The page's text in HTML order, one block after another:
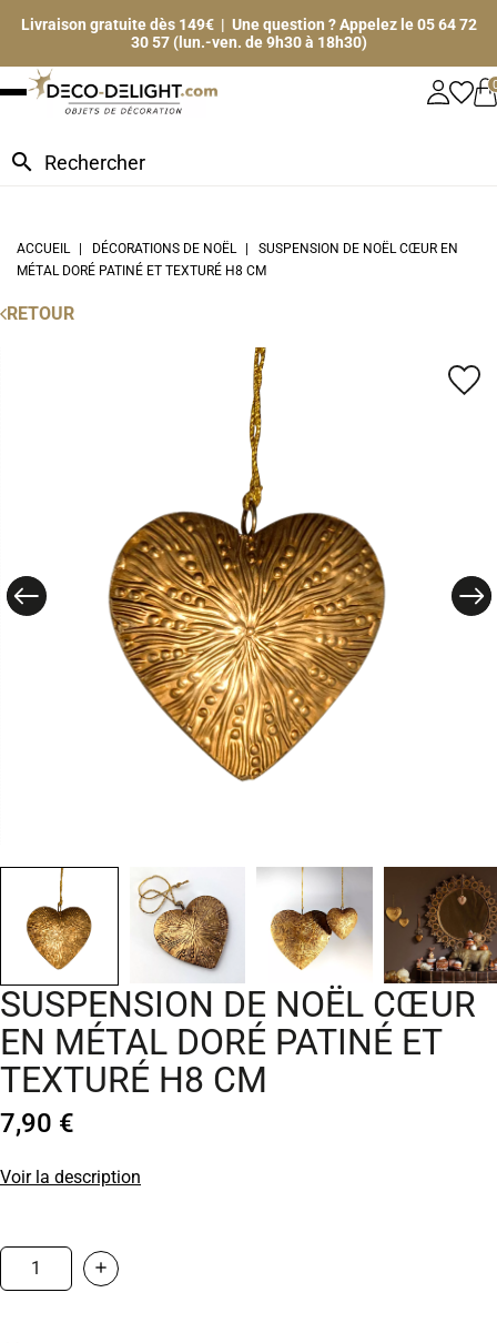
Livraison gratuite dès 149€ | Une question ? Appelez le 05 64 72
30 57 (lun.-ven. de 9h30 à 18h30)
search
ACCUEIL DÉCORATIONS DE NOËL
SUSPENSION DE NOËL CŒUR EN
MÉTAL DORÉ PATINÉ ET TEXTURÉ H8 CM
RETOUR
favorite_border
SUSPENSION DE NOËL CŒUR
EN MÉTAL DORÉ PATINÉ ET
TEXTURÉ H8 CM
7,90 €
Voir la description